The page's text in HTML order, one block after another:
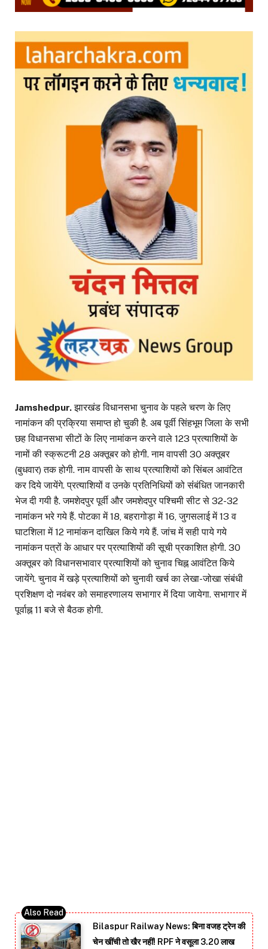
Jamshedpur.झारखंड विधानसभा चुनाव के पहले चरण के लिए
नामांकन की प्रक्रिया समाप्त हो चुकी है. अब पूर्वी सिंहभूम जिला के सभी
छह विधानसभा सीटों के लिए नामांकन करने वाले 123 प्रत्याशियों के
नामों की स्क्रूटनी 28 अक्तूबर को होगी. नाम वापसी 30 अक्तूबर
(बुधवार) तक होगी. नाम वापसी के साथ प्रत्याशियों को सिंबल आवंटित
कर दिये जायेंगे. प्रत्याशियों व उनके प्रतिनिधियों को संंबंधित जानकारी
भेज दी गयी है. जमशेदपुर पूर्वी और जमशेदपुर पश्चिमी सीट से 32-32
नामांकन भरे गये हैं. पोटका में 18, बहरागोड़ा में 16, जुगसलाई में 13 व
घाटशिला में 12 नामांकन दाखिल किये गये हैं. जांच में सही पाये गये
नामांकन पत्रों के आधार पर प्रत्याशियों की सूची प्रकाशित होगी. 30
अक्तूबर को विधानसभावार प्रत्याशियों को चुनाव चिह्न आवंटित किये
जायेंगे. चुनाव में खड़े प्रत्याशियों को चुनावी खर्च का लेखा-जोखा संबंधी
प्रशिक्षण दो नवंबर को समाहरणालय सभागार में दिया जायेगा. सभागार में
पूर्वाह्न 11 बजे से बैठक होगी.
Bilaspur Railway News: बिना वजह ट्रेन की
चेन खींची तो खैर नहीं! RPF ने वसूला 3.20 लाख